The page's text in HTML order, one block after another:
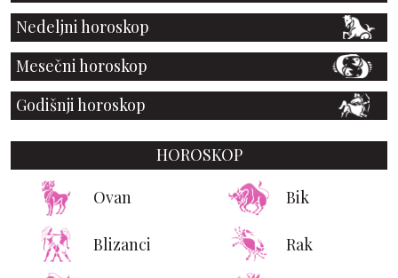
Nedeljni horoskop
Mesečni horoskop
Godišnji horoskop
HOROSKOP
Ovan Bik
Blizanci Rak